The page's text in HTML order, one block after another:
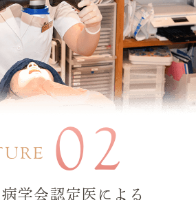
02
学会認定医による